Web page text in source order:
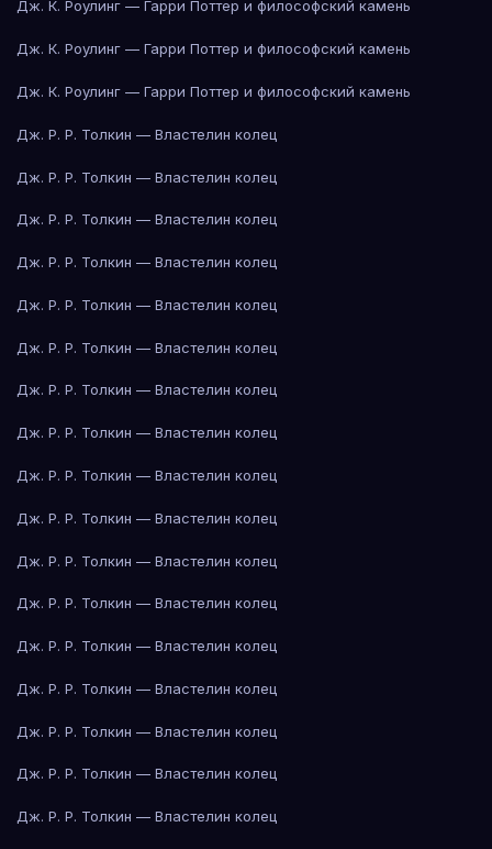
Дж. К. Роулинг — Гарри Поттер и философский камень
Дж. К. Роулинг — Гарри Поттер и философский камень
Дж. К. Роулинг — Гарри Поттер и философский камень
Дж. Р. Р. Толкин — Властелин колец
Дж. Р. Р. Толкин — Властелин колец
Дж. Р. Р. Толкин — Властелин колец
Дж. Р. Р. Толкин — Властелин колец
Дж. Р. Р. Толкин — Властелин колец
Дж. Р. Р. Толкин — Властелин колец
Дж. Р. Р. Толкин — Властелин колец
Дж. Р. Р. Толкин — Властелин колец
Дж. Р. Р. Толкин — Властелин колец
Дж. Р. Р. Толкин — Властелин колец
Дж. Р. Р. Толкин — Властелин колец
Дж. Р. Р. Толкин — Властелин колец
Дж. Р. Р. Толкин — Властелин колец
Дж. Р. Р. Толкин — Властелин колец
Дж. Р. Р. Толкин — Властелин колец
Дж. Р. Р. Толкин — Властелин колец
Дж. Р. Р. Толкин — Властелин колец